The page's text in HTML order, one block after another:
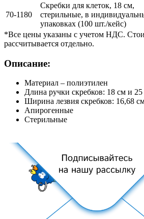
70-1180
Скребки для клеток, 18 см,
стерильные, в
упаковках (100 шт./кейс)
*Все цены указаны с учетом НДС.
рассчитывается отдельно.
Описание:
Материал – полиэтилен
Длина ручки скребков: 18 см и
Ширина лезвия скребков: 16,68
Апирогенные
Стерильные